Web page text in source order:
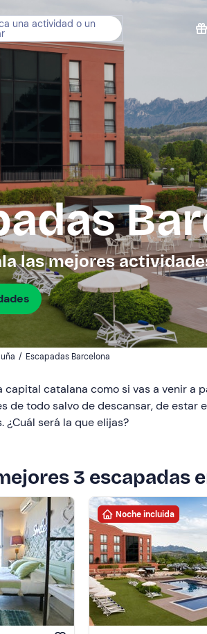
una actividad o un
¿No sabes qué
regalar?
Tarjeta Regalo
Freedome
Un regalo digital que te
permite elegir
experiencias al aire libre
en toda España
Regala una tarjeta
las mejores
/ Escapadas Barcelona
capital catalana como si vas a venir a
de todo salvo de descansar, de
será la que elijas?
3 escapadas
Noche incluida